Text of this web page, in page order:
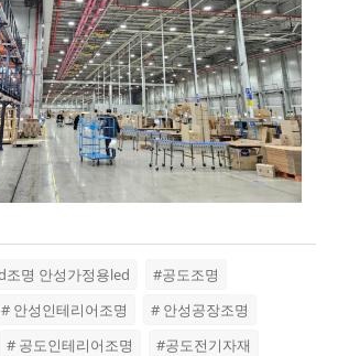
명 안성가정용led
#공도조명
# 안성인테리어조명
# 안성공장조명
# 공도인테리어조명
#공도전기자재